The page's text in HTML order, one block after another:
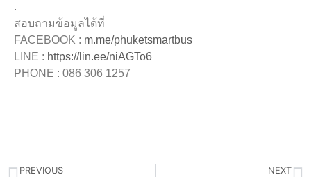
.
สอบถามข้อมูลได้ที่
FACEBOOK : m.me/phuketsmartbus
LINE : https://lin.ee/niAGTo6
PHONE : 086 306 1257
PREVIOUS NEXT